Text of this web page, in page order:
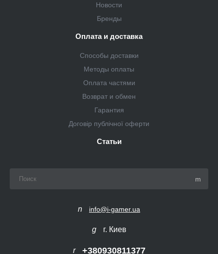
Новости
Бренды
Оплата и доставка
Способы доставки
Методы оплаты
Оплата частями
Возврат и обмен
Гарантия
Договір публічної оферти
Статьи
info@i-gamer.ua
г. Киев
+380930811377